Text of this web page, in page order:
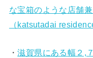
な宝箱のような店舗
（katsutadai
・滋賀県にある幅２,